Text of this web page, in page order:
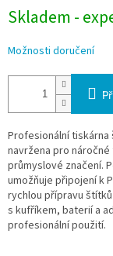
Skladem -
Možnosti doručení
Profesionální tiskárna
navržena pro
průmyslové značení.
umožňuje připojení k
rychlou přípravu
s kufříkem, baterií a
profesionální použití.